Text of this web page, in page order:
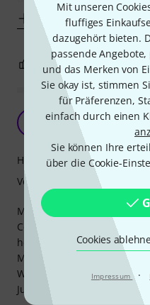
Mit unseren
fluffiges
dazugehört bieten.
passende
und das Merken von
Sie okay ist, stimmen
für Präferenzen,
einfach durch einen
Sie können Ihre
über die Cookie-
Cookies
Impressum ·
Mehr anzeigen
Prima
Mein achtjähriger Sohn
Cello, um unsere
hervorragend und
Man muß bloß öfter mal
Wasser von Staub
Junge macht das in 2
Handling
Verarbeitung